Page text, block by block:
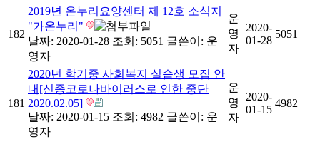
182
2019년 온누리요양센터 제 12호 소식지
"가온누리"
날짜: 2020-01-28 조회: 5051 글쓴이: 운
영자
운
영
자
2020-
01-28
5051
181
2020년 학기중 사회복지 실습생 모집 안
내[신종코로나바이러스로 인한 중단
2020.02.05]
날짜: 2020-01-15 조회: 4982 글쓴이: 운
영자
운
영
자
2020-
01-15
4982